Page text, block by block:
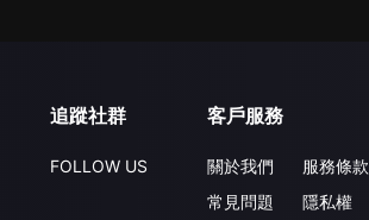
追蹤社群
FOLLOW US
客戶服務
關於我們
常見問題
服務條款
隱私權